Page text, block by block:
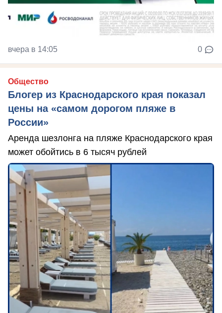
вчера в 14:05 0
Общество
Блогер из Краснодарского края показал
цены на «самом дорогом пляже в
России»
Аренда шезлонга на пляже Краснодарского края
может обойтись в 6 тысяч рублей